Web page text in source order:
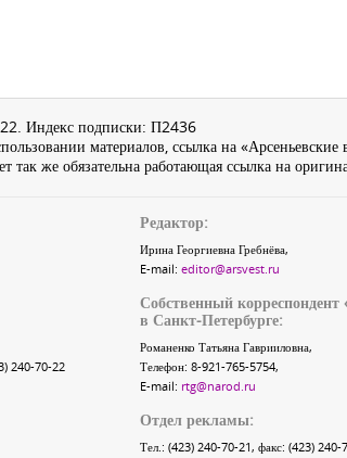
Индекс подписки: П2436
материалов, ссылка на «Арсеньевские
так же обязательна работающая ссылка на
240-70-22
Редактор:
Ирина Георгиевна Гребнёва,
E-mail: editor@arsvest.ru
Собственный корреспондент
в Санкт-Петербурге:
Романенко Татьяна Гаврииловна,
Телефон: 8-921-765-5754,
E-mail: rtg@narod.ru
Отдел рекламы:
Тел.: (423) 240-70-21, факс: (423) 240-